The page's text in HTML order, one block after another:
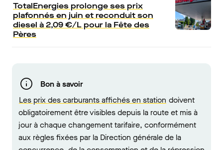
TotalEnergies prolonge ses prix
plafonnés en juin et reconduit son
diesel à 2,09 €/L pour la Fête des
Pères
Bon à savoir
Les prix des carburants affichés en station doivent
obligatoirement être visibles depuis la route et mis à
jour à chaque changement tarifaire, conformément
aux règles fixées par la Direction générale de la